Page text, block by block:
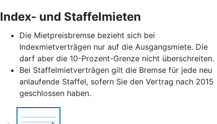
Index- und Staffelmieten
Die Mietpreisbremse bezieht sich bei
Indexmietverträgen nur auf die Ausgangsmiete. Die
darf aber die 10-Prozent-Grenze nicht überschreiten.
Bei Staffelmietverträgen gilt die Bremse für jede neu
anlaufende Staffel, sofern Sie den Vertrag nach 2015
geschlossen haben.